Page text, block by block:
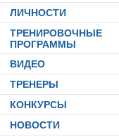
ЛИЧНОСТИ
ТРЕНИРОВОЧНЫЕ
ПРОГРАММЫ
ВИДЕО
ТРЕНЕРЫ
КОНКУРСЫ
НОВОСТИ